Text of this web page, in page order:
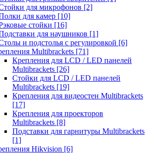
для микрофонов [2]
для камер [10]
стойки [16]
для наушников [1]
и подстолья с регулировкой [6]
Multibrackets [71]
Крепления для LCD / LED панелей
Multibrackets [26]
Стойки для LCD / LED панелей
Multibrackets [19]
Крепления для видеостен Multibrackets
[17]
Крепления для проекторов
Multibrackets [8]
Подставки для гарнитуры Multibrackets
[1]
Hikvision [6]